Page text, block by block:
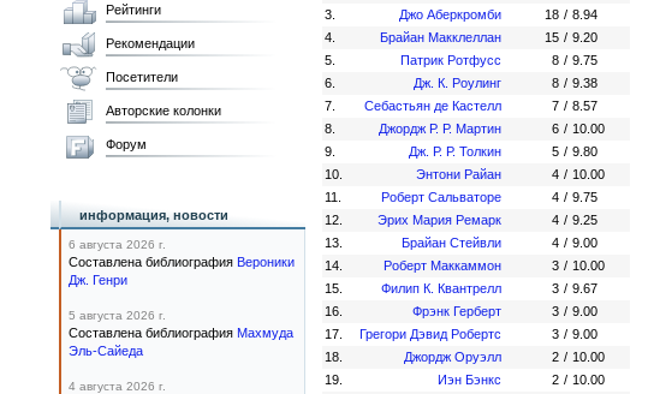
3.
Джо Аберкромби 18 / 8.94
4.
Брайан Макклеллан 15 / 9.20
5.
Патрик Ротфусс 8 / 9.75
6.
Дж. К. Роулинг 8 / 9.38
7.
Себастьян де Кастелл 7 / 8.57
8.
Джордж Р. Р. Мартин 6 / 10.00
9.
Дж. Р. Р. Толкин 5 / 9.80
10.
Энтони Райан 4 / 10.00
11.
Роберт Сальваторе 4 / 9.75
12.
Эрих Мария Ремарк 4 / 9.25
13.
Брайан Стейвли 4 / 9.00
14.
Роберт Маккаммон 3 / 10.00
15.
Филип К. Квантрелл 3 / 9.67
16.
Фрэнк Герберт 3 / 9.00
17.
Грегори Дэвид Робертс 3 / 9.00
18.
Джордж Оруэлл 2 / 10.00
19.
Иэн Бэнкс 2 / 10.00
Рейтинги
Рекомендации
Посетители
Авторские колонки
Форум
информация, новости
6 августа 2026 г.
Составлена библиография Вероники
Дж. Генри
5 августа 2026 г.
Составлена библиография Махмуда
Эль-Сайеда
4 августа 2026 г.